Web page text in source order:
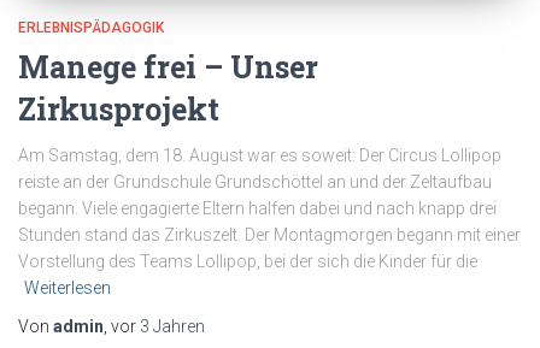
ERLEBNISPÄDAGOGIK
Manege frei – Unser
Zirkusprojekt
Am Samstag, dem 18. August war es soweit: Der Circus Lollipop
reiste an der Grundschule Grundschöttel an und der Zeltaufbau
begann. Viele engagierte Eltern halfen dabei und nach knapp drei
Stunden stand das Zirkuszelt. Der Montagmorgen begann mit einer
Vorstellung des Teams Lollipop, bei der sich die Kinder für die
Weiterlesen
Von admin , vor 3 Jahren